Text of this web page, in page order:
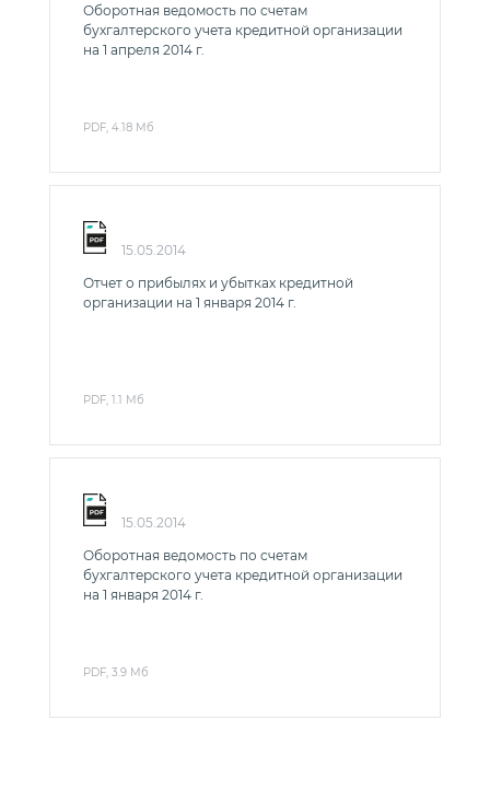
Оборотная ведомость по счетам
бухгалтерского учета кредитной организации
на 1 апреля 2014 г.
PDF, 4.18 Мб
15.05.2014
Отчет о прибылях и убытках кредитной
организации на 1 января 2014 г.
PDF, 1.1 Мб
15.05.2014
Оборотная ведомость по счетам
бухгалтерского учета кредитной организации
на 1 января 2014 г.
PDF, 3.9 Мб